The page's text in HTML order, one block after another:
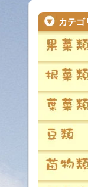
カテゴ